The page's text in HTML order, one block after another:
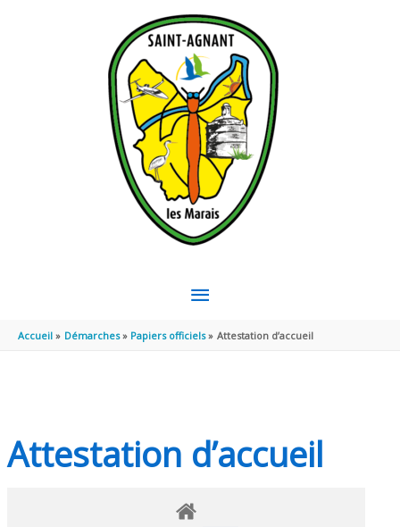
MENU
PRINCIPAL
Accueil Démarches Papiers officiels Attestation d’accueil
Attestation d’accueil